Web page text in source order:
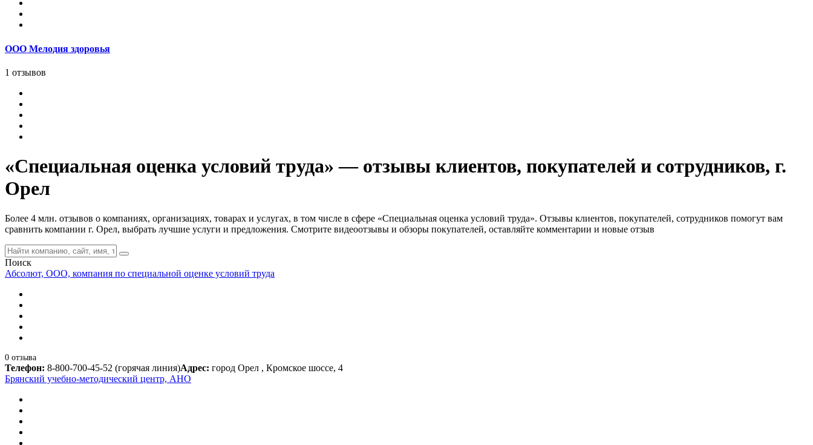
ООО Мелодия здоровья
1 отзывов
«Специальная оценка условий труда» — отзывы клиентов, покупателей и сотрудников, г.
Орел
Более 4 млн. отзывов о компаниях, организациях, товарах и услугах, в том числе в сфере «Специальная оценка условий труда». Отзывы клиентов, покупателей, сотрудников помогут вам
сравнить компании г. Орел, выбрать лучшие услуги и предложения. Смотрите видеоотзывы и обзоры покупателей, оставляйте комментарии и новые отзыв
Поиск
Абсолют, ООО, компания по специальной оценке условий труда
0 отзыва
Телефон: 8-800-700-45-52 (горячая линия)Адрес: город Орел , Кромское шоссе, 4
Брянский учебно-методический центр, АНО